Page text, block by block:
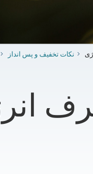
​​نکات تخفیف و پس انداز